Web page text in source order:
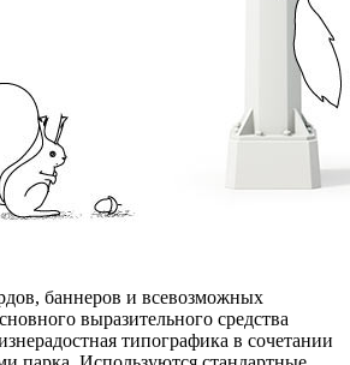
баннеров и всевозможных
выразительного средства
типографика в сочетании